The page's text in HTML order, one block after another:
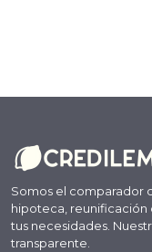
Somos el comparador
hipoteca, reunificación
tus necesidades.
transparente.